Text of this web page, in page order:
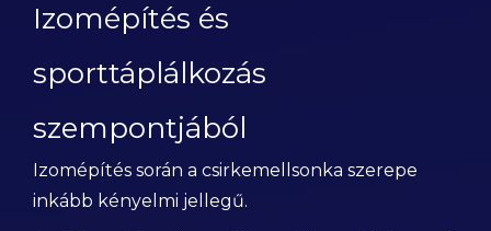
Izomépítés és
sporttáplálkozás
szempontjából
Izomépítés során a csirkemellsonka szerepe
inkább kényelmi jellegű.